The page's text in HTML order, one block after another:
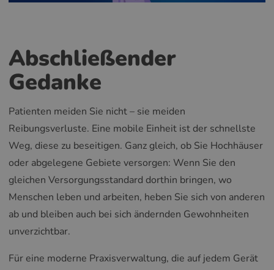
Abschließender
Gedanke
Patienten meiden Sie nicht – sie meiden
Reibungsverluste. Eine mobile Einheit ist der schnellste
Weg, diese zu beseitigen. Ganz gleich, ob Sie Hochhäuser
oder abgelegene Gebiete versorgen: Wenn Sie den
gleichen Versorgungsstandard dorthin bringen, wo
Menschen leben und arbeiten, heben Sie sich von anderen
ab und bleiben auch bei sich ändernden Gewohnheiten
unverzichtbar.
Für eine moderne Praxisverwaltung, die auf jedem Gerät